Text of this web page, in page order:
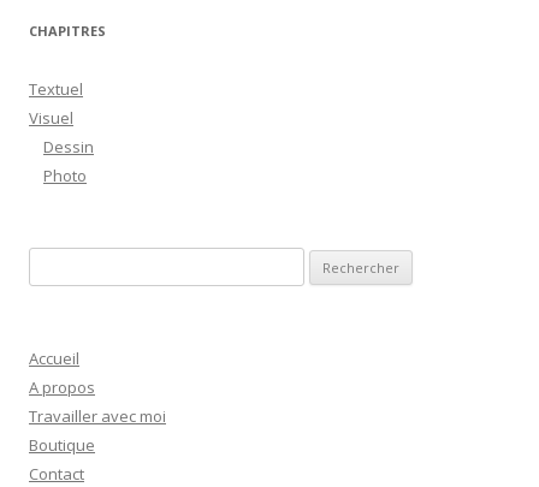
CHAPITRES
Textuel
Visuel
Dessin
Photo
e
h
e
r
c
h
Accueil
A propos
Travailler avec moi
Boutique
Contact